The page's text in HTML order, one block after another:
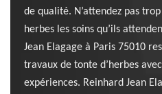
de qualité. N’attendez pas
herbes les soins qu’ils
Jean Elagage à Paris 75010
travaux de tonte d’herbes
expériences. Reinhard Jean